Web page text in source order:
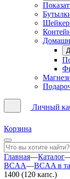
Личный
Корзина
Главная—Каталог
BCAA—BCAA в
1400 (120 капс.)